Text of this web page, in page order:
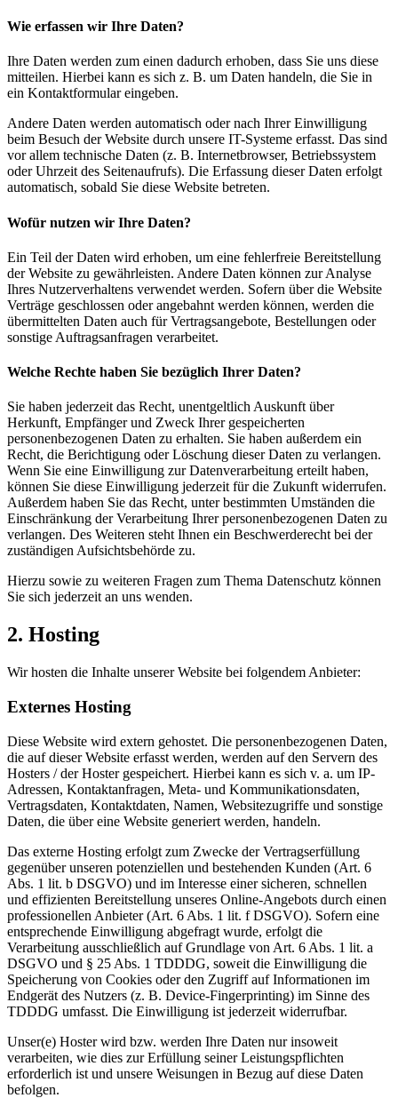
Wie erfassen wir Ihre Daten?
Ihre Daten werden zum einen dadurch erhoben, dass Sie uns diese
mitteilen. Hierbei kann es sich z. B. um Daten handeln, die Sie in
ein Kontaktformular eingeben.
Andere Daten werden automatisch oder nach Ihrer Einwilligung
beim Besuch der Website durch unsere IT-Systeme erfasst. Das sind
vor allem technische Daten (z. B. Internetbrowser, Betriebssystem
oder Uhrzeit des Seitenaufrufs). Die Erfassung dieser Daten erfolgt
automatisch, sobald Sie diese Website betreten.
Wofür nutzen wir Ihre Daten?
Ein Teil der Daten wird erhoben, um eine fehlerfreie Bereitstellung
der Website zu gewährleisten. Andere Daten können zur Analyse
Ihres Nutzerverhaltens verwendet werden. Sofern über die Website
Verträge geschlossen oder angebahnt werden können, werden die
übermittelten Daten auch für Vertragsangebote, Bestellungen oder
sonstige Auftragsanfragen verarbeitet.
Welche Rechte haben Sie bezüglich Ihrer Daten?
Sie haben jederzeit das Recht, unentgeltlich Auskunft über
Herkunft, Empfänger und Zweck Ihrer gespeicherten
personenbezogenen Daten zu erhalten. Sie haben außerdem ein
Recht, die Berichtigung oder Löschung dieser Daten zu verlangen.
Wenn Sie eine Einwilligung zur Datenverarbeitung erteilt haben,
können Sie diese Einwilligung jederzeit für die Zukunft widerrufen.
Außerdem haben Sie das Recht, unter bestimmten Umständen die
Einschränkung der Verarbeitung Ihrer personenbezogenen Daten zu
verlangen. Des Weiteren steht Ihnen ein Beschwerderecht bei der
zuständigen Aufsichtsbehörde zu.
Hierzu sowie zu weiteren Fragen zum Thema Datenschutz können
Sie sich jederzeit an uns wenden.
2. Hosting
Wir hosten die Inhalte unserer Website bei folgendem Anbieter:
Externes Hosting
Diese Website wird extern gehostet. Die personenbezogenen Daten,
die auf dieser Website erfasst werden, werden auf den Servern des
Hosters / der Hoster gespeichert. Hierbei kann es sich v. a. um IP-
Adressen, Kontaktanfragen, Meta- und Kommunikationsdaten,
Vertragsdaten, Kontaktdaten, Namen, Websitezugriffe und sonstige
Daten, die über eine Website generiert werden, handeln.
Das externe Hosting erfolgt zum Zwecke der Vertragserfüllung
gegenüber unseren potenziellen und bestehenden Kunden (Art. 6
Abs. 1 lit. b DSGVO) und im Interesse einer sicheren, schnellen
und effizienten Bereitstellung unseres Online-Angebots durch einen
professionellen Anbieter (Art. 6 Abs. 1 lit. f DSGVO). Sofern eine
entsprechende Einwilligung abgefragt wurde, erfolgt die
Verarbeitung ausschließlich auf Grundlage von Art. 6 Abs. 1 lit. a
DSGVO und § 25 Abs. 1 TDDDG, soweit die Einwilligung die
Speicherung von Cookies oder den Zugriff auf Informationen im
Endgerät des Nutzers (z. B. Device-Fingerprinting) im Sinne des
TDDDG umfasst. Die Einwilligung ist jederzeit widerrufbar.
Unser(e) Hoster wird bzw. werden Ihre Daten nur insoweit
verarbeiten, wie dies zur Erfüllung seiner Leistungspflichten
erforderlich ist und unsere Weisungen in Bezug auf diese Daten
befolgen.